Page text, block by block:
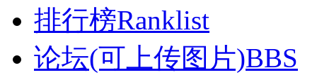
排行榜Ranklist
论坛(可上传图片)BBS